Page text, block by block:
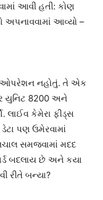
આવી હતી: કોણ
અપનાવવામાં આવ્યો –
નહોતું. તે એક
યુનિટ 8200 અને
લાઈવ કેમેરા ફીડ્સ
પણ ઉમેરવામાં
સમજવામાં મદદ
બદલાય છે અને કયા
રીતે બન્યા?